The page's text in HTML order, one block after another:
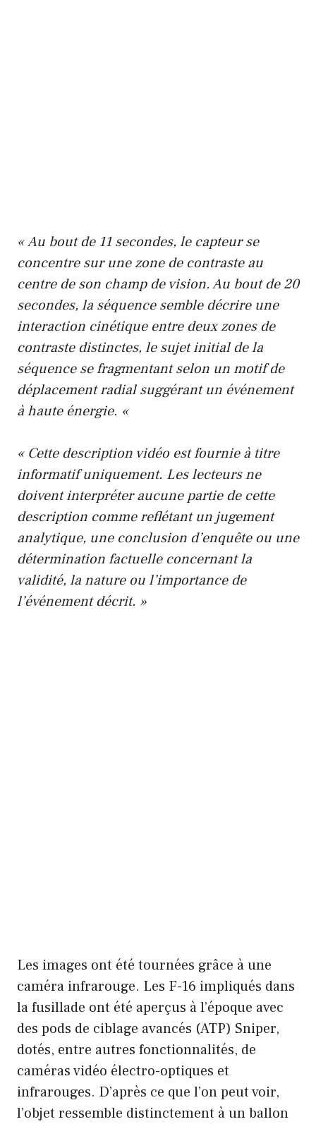
« Au bout de 11 secondes, le capteur se
concentre sur une zone de contraste au
centre de son champ de vision. Au bout de 20
secondes, la séquence semble décrire une
interaction cinétique entre deux zones de
contraste distinctes, le sujet initial de la
séquence se fragmentant selon un motif de
déplacement radial suggérant un événement
à haute énergie. «
« Cette description vidéo est fournie à titre
informatif uniquement. Les lecteurs ne
doivent interpréter aucune partie de cette
description comme reflétant un jugement
analytique, une conclusion d’enquête ou une
détermination factuelle concernant la
validité, la nature ou l’importance de
l’événement décrit. »
Les images ont été tournées grâce à une
caméra infrarouge. Les F-16 impliqués dans
la fusillade ont été aperçus à l’époque avec
des pods de ciblage avancés (ATP) Sniper,
dotés, entre autres fonctionnalités, de
caméras vidéo électro-optiques et
infrarouges. D’après ce que l’on peut voir,
l’objet ressemble distinctement à un ballon